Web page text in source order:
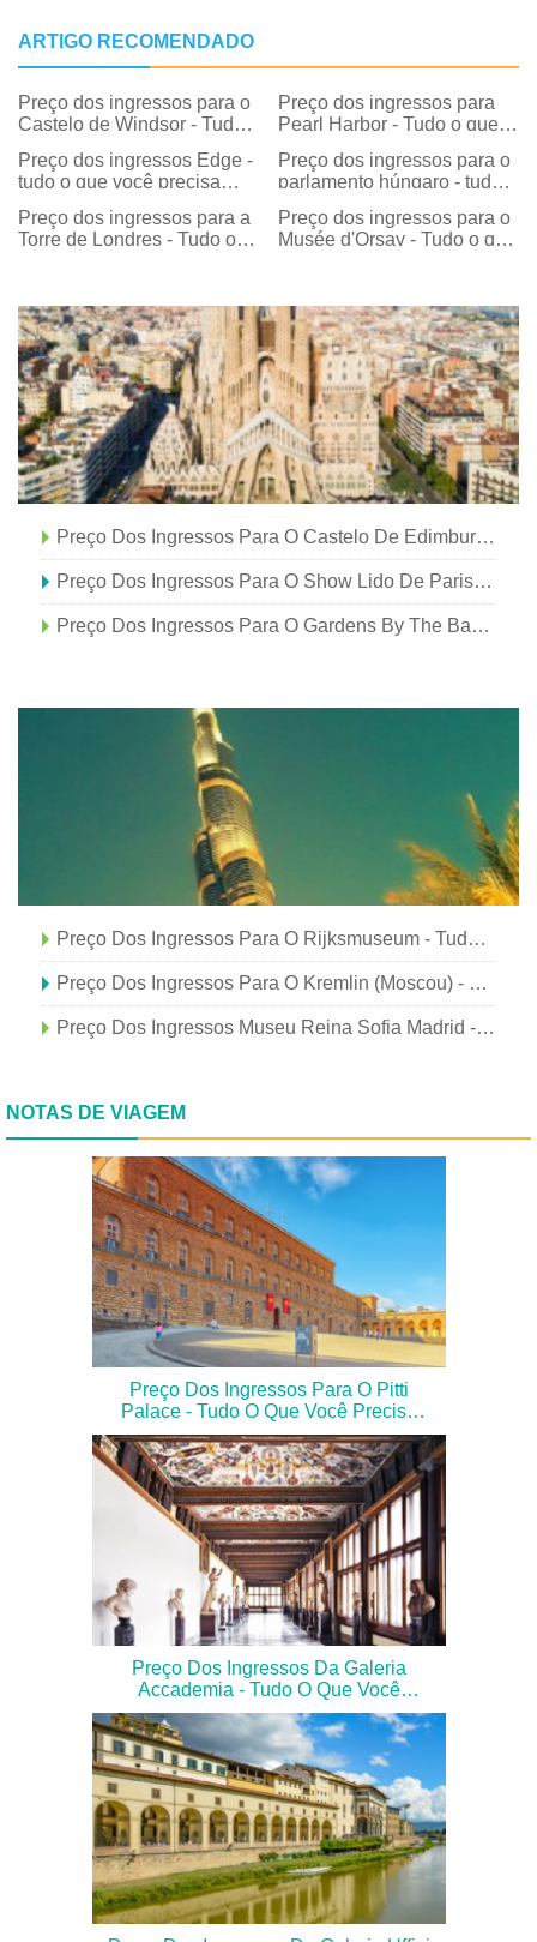
ARTIGO RECOMENDADO
Preço dos ingressos para o
Castelo de Windsor - Tudo
Preço dos ingressos para
Pearl Harbor - Tudo o que
Preço dos ingressos Edge -
tudo o que você precisa
Preço dos ingressos para o
parlamento húngaro - tudo o
Preço dos ingressos para a
Torre de Londres - Tudo o
Preço dos ingressos para o
Musée d'Orsay - Tudo o que
Preço Dos Ingressos Para O Castelo De Edimburgo - Tudo O Que Você Precisa Saber
Preço Dos Ingressos Para O Show Lido De Paris - Tudo O Que Você Precisa Saber
Preço Dos Ingressos Para O Gardens By The Bay - Tudo O Que Você Precisa Saber
Preço Dos Ingressos Para O Rijksmuseum - Tudo O Que Você Precisa Saber
Preço Dos Ingressos Para O Kremlin (Moscou) - Tudo O Que Você Precisa Saber
Preço Dos Ingressos Museu Reina Sofia Madrid - Tudo O Que Você Precisa Saber
NOTAS DE VIAGEM
Preço Dos Ingressos Para O Pitti
Palace - Tudo O Que Você Precisa
Saber
Preço Dos Ingressos Da Galeria
Accademia - Tudo O Que Você
Precisa Saber